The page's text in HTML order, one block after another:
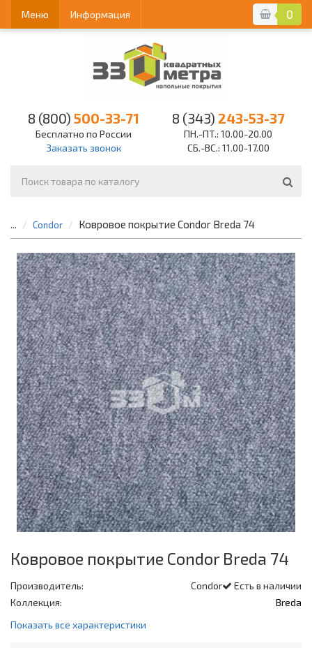
0
Меню Информация
8 (800) 500-33-71
Бесплатно по России
Заказать звонок
8 (343) 243-53-37
ПН.-ПТ.: 10.00-20.00
СБ.-ВС.: 11.00-17.00
... Condor Ковровое покрытие Condor Breda 74
Ковровое покрытие Condor Breda 74
Есть в наличии
Производитель:
Condor
Коллекция:
Breda
Показать все характеристики